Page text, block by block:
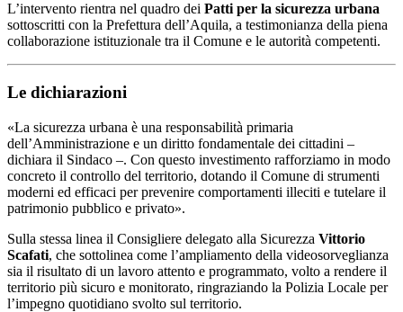
L’intervento rientra nel quadro dei Patti per la sicurezza urbana
sottoscritti con la Prefettura dell’Aquila, a testimonianza della piena
collaborazione istituzionale tra il Comune e le autorità competenti.
Le dichiarazioni
«La sicurezza urbana è una responsabilità primaria
dell’Amministrazione e un diritto fondamentale dei cittadini –
dichiara il Sindaco –. Con questo investimento rafforziamo in modo
concreto il controllo del territorio, dotando il Comune di strumenti
moderni ed efficaci per prevenire comportamenti illeciti e tutelare il
patrimonio pubblico e privato».
Sulla stessa linea il Consigliere delegato alla Sicurezza Vittorio
Scafati, che sottolinea come l’ampliamento della videosorveglianza
sia il risultato di un lavoro attento e programmato, volto a rendere il
territorio più sicuro e monitorato, ringraziando la Polizia Locale per
l’impegno quotidiano svolto sul territorio.